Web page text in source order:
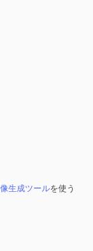
生成ツールを使う